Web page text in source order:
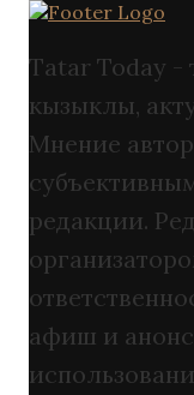
Tatar Today -
кызыклы,
Мнение
редакции.
афиш и